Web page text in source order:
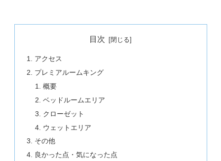
目次
アクセス
プレミアルームキング
概要
ベッドルームエリア
クローゼット
ウェットエリア
その他
良かった点・気になった点